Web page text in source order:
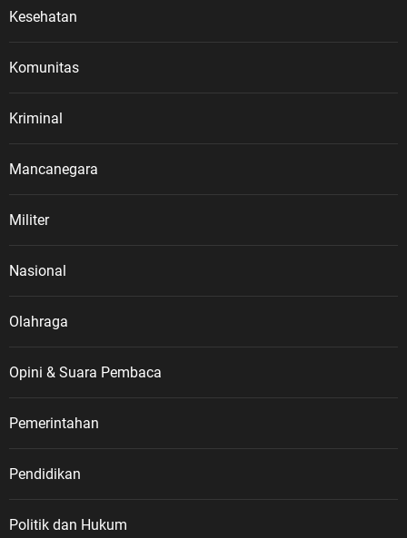
Kesehatan
Komunitas
Kriminal
Mancanegara
Militer
Nasional
Olahraga
Opini & Suara Pembaca
Pemerintahan
Pendidikan
Politik dan Hukum